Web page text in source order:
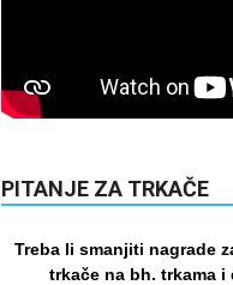
PITANJE ZA TRKAČE
Treba li smanjiti nagrade
trkače na bh. trkama i